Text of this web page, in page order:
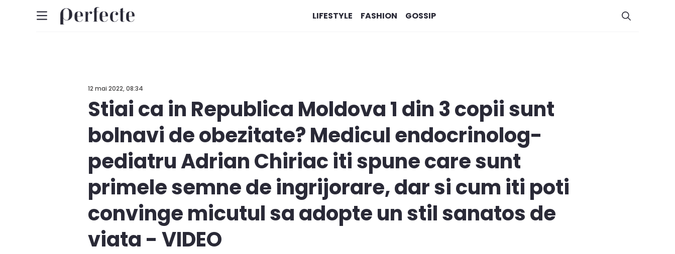
LIFESTYLE FASHION GOSSIP
12 mai 2022, 08:34
Stiai ca in Republica Moldova 1 din 3 copii sunt
bolnavi de obezitate? Medicul endocrinolog-
pediatru Adrian Chiriac iti spune care sunt
primele semne de ingrijorare, dar si cum iti poti
convinge micutul sa adopte un stil sanatos de
viata - VIDEO